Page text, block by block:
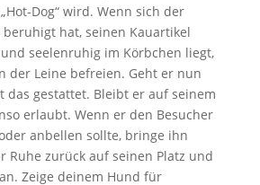
Dog“ wird. Wenn sich der
hat, seinen Kauartikel
seelenruhig im Körbchen liegt,
der Leine befreien. Geht er nun
das gestattet. Bleibt er auf seinem
erlaubt. Wenn er den Besucher
anbellen sollte, bringe ihn
Ruhe zurück auf seinen Platz und
Zeige deinem Hund für